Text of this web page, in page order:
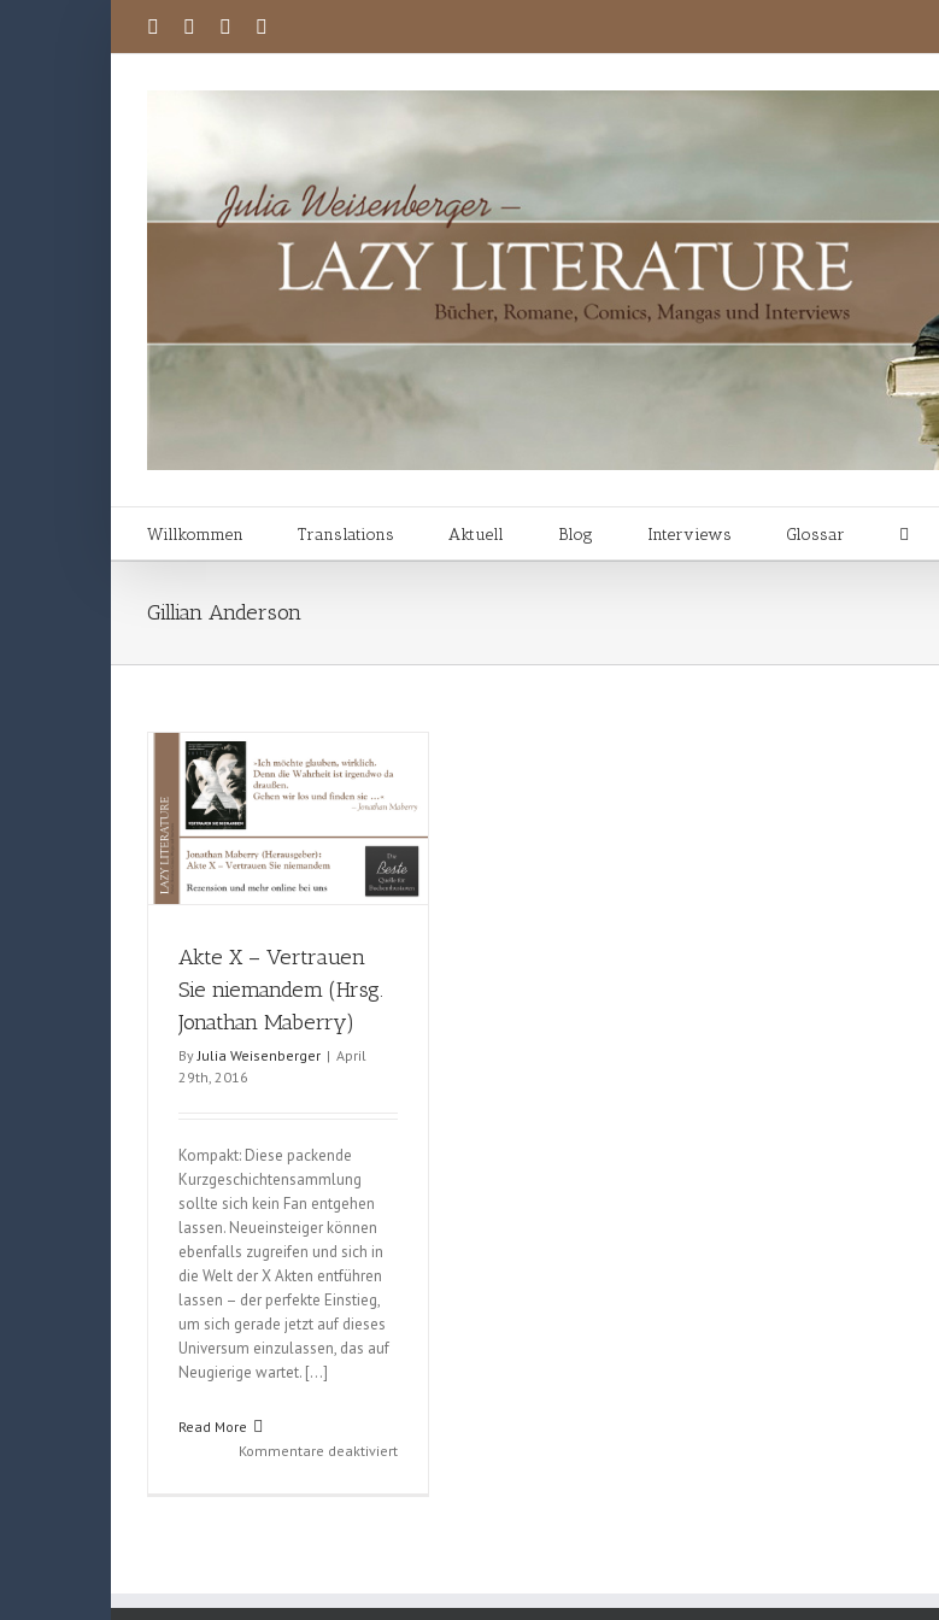
Willkommen Translations Aktuell Blog Interviews Glossar
Gillian Anderson
Akte X – Vertrauen
Sie niemandem (Hrsg.
Jonathan Maberry)
ByJulia Weisenberger | April
29th, 2016
Kompakt: Diese packende
Kurzgeschichtensammlung
sollte sich kein Fan entgehen
lassen. Neueinsteiger können
ebenfalls zugreifen und sich in
die Welt der X Akten entführen
lassen – der perfekte Einstieg,
um sich gerade jetzt auf dieses
Universum einzulassen, das auf
Neugierige wartet. […]
Read More
Kommentare deaktiviertfür